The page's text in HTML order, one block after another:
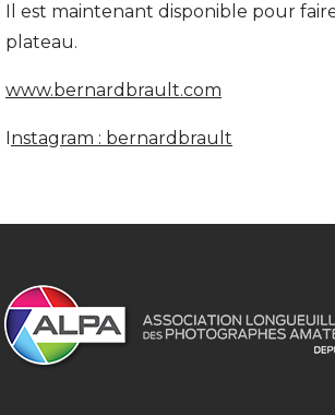
Il est maintenant disponible pour
plateau.
www.bernardbrault.com
Instagram : bernardbrault